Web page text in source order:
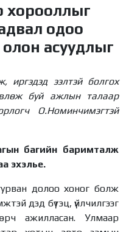
хорооллыг
одоо
асуудлыг
иргэдэд ээлтэй болгох
буй ажлын талаар
О.Номинчимэгтэй
багийн баримталж
эхэлье.
долоо хоног болж
дэд бүтэц, үйлчилгээг
ажилласан. Улмаар